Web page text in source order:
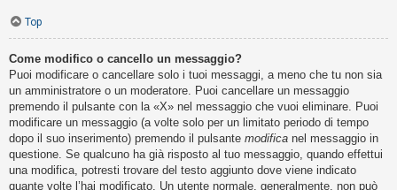
Top
Come modifico o cancello un messaggio?
Puoi modificare o cancellare solo i tuoi messaggi, a meno che tu non sia
un amministratore o un moderatore. Puoi cancellare un messaggio
premendo il pulsante con la «X» nel messaggio che vuoi eliminare. Puoi
modificare un messaggio (a volte solo per un limitato periodo di tempo
dopo il suo inserimento) premendo il pulsante modifica nel messaggio in
questione. Se qualcuno ha già risposto al tuo messaggio, quando effettui
una modifica, potresti trovare del testo aggiunto dove viene indicato
quante volte l’hai modificato. Un utente normale, generalmente, non può